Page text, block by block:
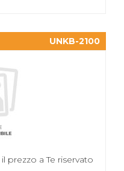
UNKB-2100
prezzo a Te riservato